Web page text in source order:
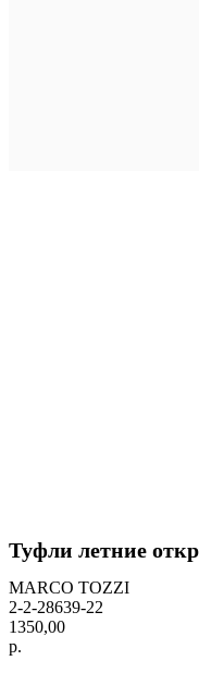
Туфли летние
MARCO TOZZI
2-2-28639-22
1350,00
р.